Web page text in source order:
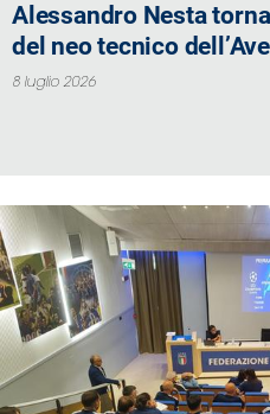
Alessandro Nesta
del neo tecnico
8 luglio 2026